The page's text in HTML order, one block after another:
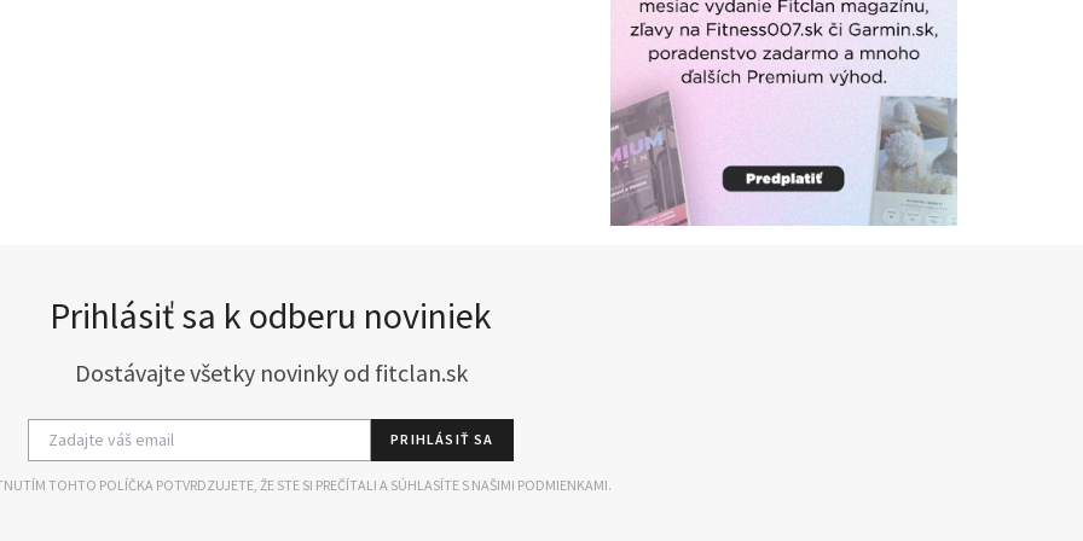
Prihlásiť sa k odberu noviniek
Dostávajte všetky novinky od fitclan.sk
PRIHLÁSIŤ SA
TOHTO POLÍČKA POTVRDZUJETE, ŽE STE SI PREČÍTALI A SÚHLASÍTE S NAŠIMI PODMIENKAMI.